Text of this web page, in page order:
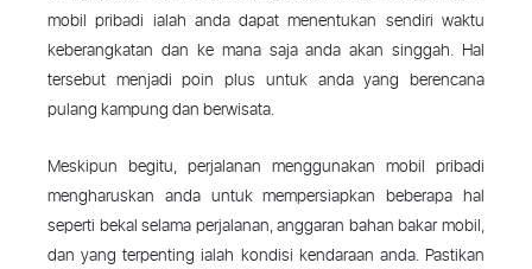
mobil pribadi ialah anda dapat menentukan sendiri waktu
keberangkatan dan ke mana saja anda akan singgah. Hal
tersebut menjadi poin plus untuk anda yang berencana
pulang kampung dan berwisata.
Meskipun begitu, perjalanan menggunakan mobil pribadi
mengharuskan anda untuk mempersiapkan beberapa hal
seperti bekal selama perjalanan, anggaran bahan bakar mobil,
dan yang terpenting ialah kondisi kendaraan anda. Pastikan